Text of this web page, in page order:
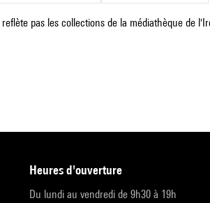
pas les collections de la médiathèque de
heures d'ouverture
Du lundi au vendredi de 9h30 à 19h